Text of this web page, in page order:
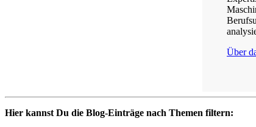
Über
Hier kannst Du die Blog-Einträge nach Themen filtern: